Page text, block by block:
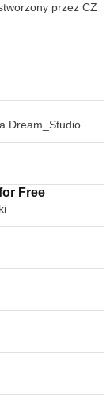
przez CZ
Dream_Studio.
Free